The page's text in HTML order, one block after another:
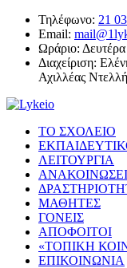
Τηλέφωνο: 21
Email:
Ωράριο:
Διαχείριση:
Αχιλλέας
ΤΟ ΣΧΟΛΕΙΟ
ΛΕΙΤΟΥΡΓΙΑ
ΜΑΘΗΤΕΣ
ΓΟΝΕΙΣ
ΑΠΟΦΟΙΤΟΙ
«ΤΟΠΙΚΗ
ΕΠΙΚΟΙΝΩΝΙΑ